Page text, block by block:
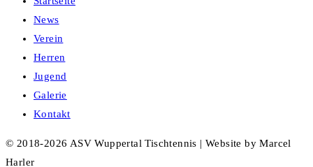
News
Verein
Herren
Jugend
Galerie
Kontakt
© 2018-2026 ASV Wuppertal Tischtennis | Website by Marcel
Harler